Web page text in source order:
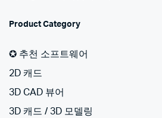
Product Category
✪ 추천 소프트웨어
2D 캐드
3D CAD 뷰어
3D 캐드 / 3D 모델링